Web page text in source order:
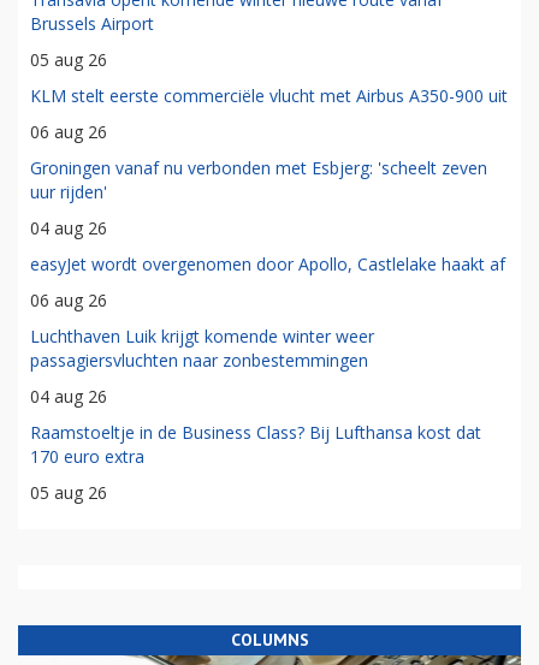
Brussels Airport
05 aug 26
KLM stelt eerste commerciële vlucht met Airbus A350-900 uit
06 aug 26
Groningen vanaf nu verbonden met Esbjerg: 'scheelt zeven
uur rijden'
04 aug 26
easyJet wordt overgenomen door Apollo, Castlelake haakt af
06 aug 26
Luchthaven Luik krijgt komende winter weer
passagiersvluchten naar zonbestemmingen
04 aug 26
Raamstoeltje in de Business Class? Bij Lufthansa kost dat
170 euro extra
05 aug 26
COLUMNS